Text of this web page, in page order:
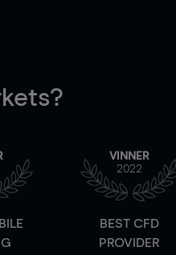
VINNER
2022
BEST CFD
PROVIDER